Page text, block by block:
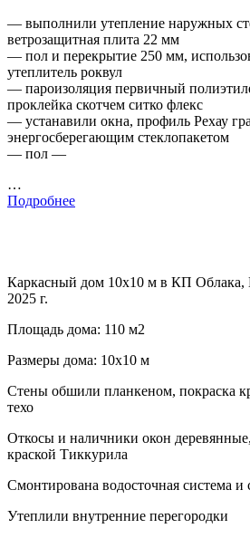
— выполнили утепление наружных
ветрозащитная плита 22 мм
— пол и перекрытие 250 мм,
утеплитель роквул
— пароизоляция первичный
проклейка скотчем ситко флекс
— устанавили окна, профиль Рехау
энергосберегающим стеклопакетом
— пол —
…
Подробнее
Каркасный дом 10х10 м в КП Облака,
2025 г.
Площадь дома: 110 м2
Размеры дома: 10х10 м
Стены обшили планкеном, покраска
техо
Откосы и наличники окон
краской Тиккурила
Смонтирована водосточная система и
Утеплили внутренние перегородки